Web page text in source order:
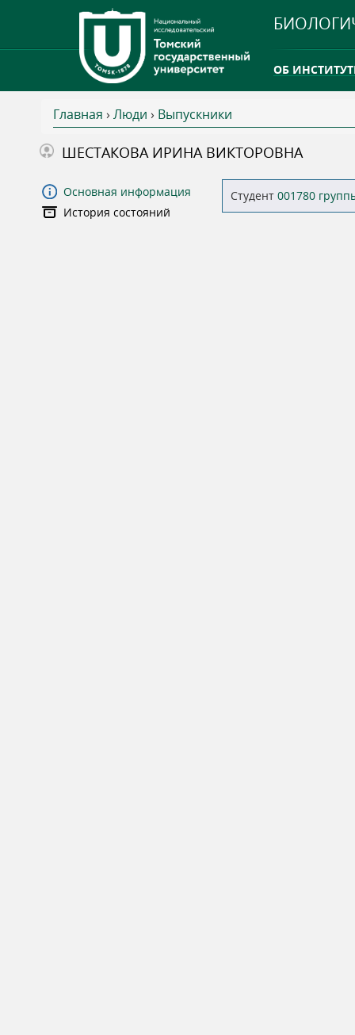
ОБ
ТГУ ОТКРЫЛ
В
ы
з
Главная › Люди › Выпускники
ШЕСТАКОВА ИРИНА ВИКТОРОВНА
Основная информация
История состояний
Студент 001780